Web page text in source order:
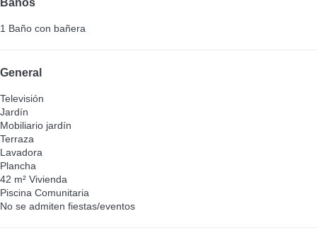
1 Baño con bañera
General
Televisión
Jardín
Mobiliario jardín
Terraza
Lavadora
Plancha
42 m² Vivienda
Piscina Comunitaria
No se admiten fiestas/eventos